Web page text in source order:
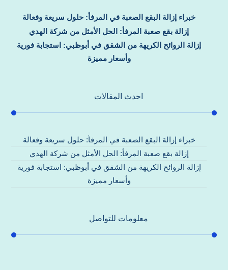
خبراء إزالة البقع الصعبة في المرفأ: حلول سريعة وفعالة
إزالة بقع صعبة المرفأ: الحل الأمثل من شركة الهدي
إزالة الروائح الكريهة من الشقق في أبوظبي: استجابة فورية
وأسعار مميزة
احدث المقالات
خبراء إزالة البقع الصعبة في المرفأ: حلول سريعة وفعالة
إزالة بقع صعبة المرفأ: الحل الأمثل من شركة الهدي
إزالة الروائح الكريهة من الشقق في أبوظبي: استجابة فورية
وأسعار مميزة
معلومات للتواصل